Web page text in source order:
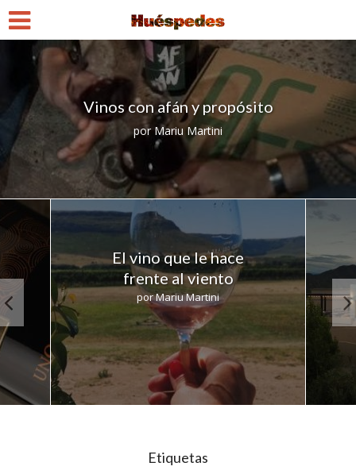
Vinos con afán y propósito
por Mariu Martini
El vino que le hace
frente al viento
porMariu Martini
Etiquetas